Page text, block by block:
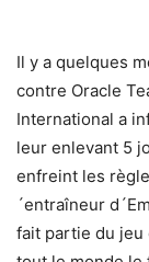
Il y a quelques
contre Oracle
International a
leur enlevant 5
enfreint les
´entraîneur
fait partie du jeu